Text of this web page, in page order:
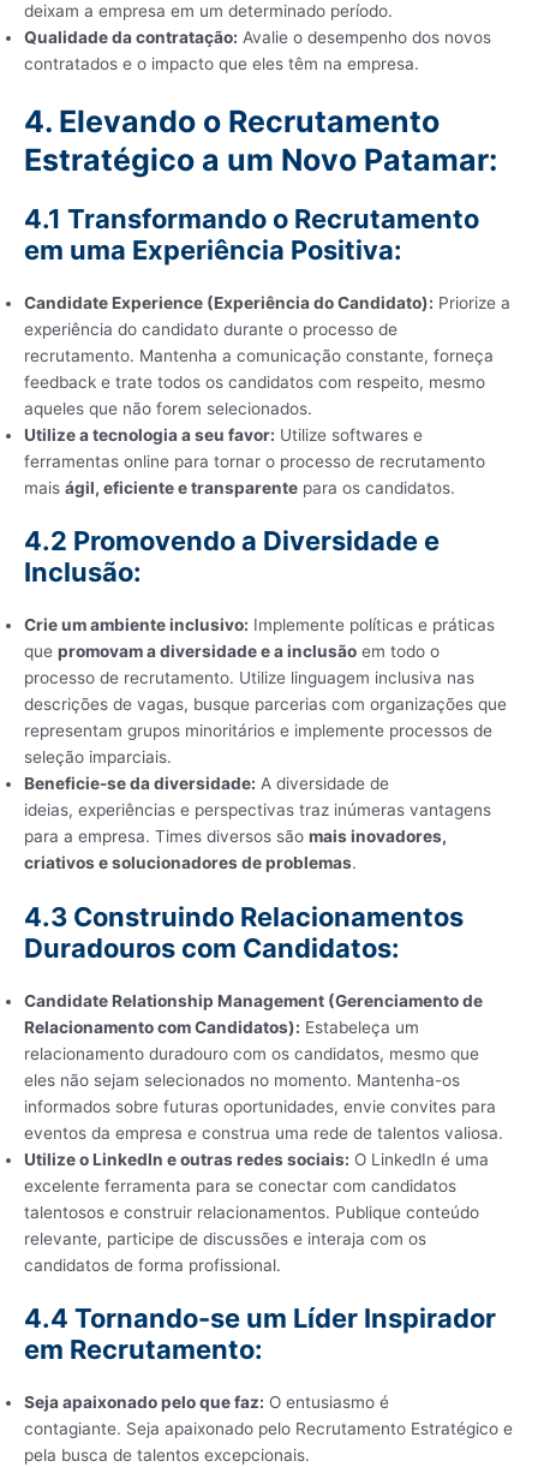
deixam a empresa em um determinado período.
Qualidade da contratação: Avalie o desempenho dos novos
contratados e o impacto que eles têm na empresa.
4. Elevando o Recrutamento
Estratégico a um Novo Patamar:
4.1 Transformando o Recrutamento
em uma Experiência Positiva:
Candidate Experience (Experiência do Candidato): Priorize a
experiência do candidato durante o processo de
recrutamento. Mantenha a comunicação constante, forneça
feedback e trate todos os candidatos com respeito, mesmo
aqueles que não forem selecionados.
Utilize a tecnologia a seu favor: Utilize softwares e
ferramentas online para tornar o processo de recrutamento
mais ágil, eficiente e transparente para os candidatos.
4.2 Promovendo a Diversidade e
Inclusão:
Crie um ambiente inclusivo: Implemente políticas e práticas
que promovam a diversidade e a inclusão em todo o
processo de recrutamento. Utilize linguagem inclusiva nas
descrições de vagas, busque parcerias com organizações que
representam grupos minoritários e implemente processos de
seleção imparciais.
Beneficie-se da diversidade: A diversidade de
ideias, experiências e perspectivas traz inúmeras vantagens
para a empresa. Times diversos são mais inovadores,
criativos e solucionadores de problemas.
4.3 Construindo Relacionamentos
Duradouros com Candidatos:
Candidate Relationship Management (Gerenciamento de
Relacionamento com Candidatos): Estabeleça um
relacionamento duradouro com os candidatos, mesmo que
eles não sejam selecionados no momento. Mantenha-os
informados sobre futuras oportunidades, envie convites para
eventos da empresa e construa uma rede de talentos valiosa.
Utilize o LinkedIn e outras redes sociais: O LinkedIn é uma
excelente ferramenta para se conectar com candidatos
talentosos e construir relacionamentos. Publique conteúdo
relevante, participe de discussões e interaja com os
candidatos de forma profissional.
4.4 Tornando-se um Líder Inspirador
em Recrutamento:
Seja apaixonado pelo que faz: O entusiasmo é
contagiante. Seja apaixonado pelo Recrutamento Estratégico e
pela busca de talentos excepcionais.